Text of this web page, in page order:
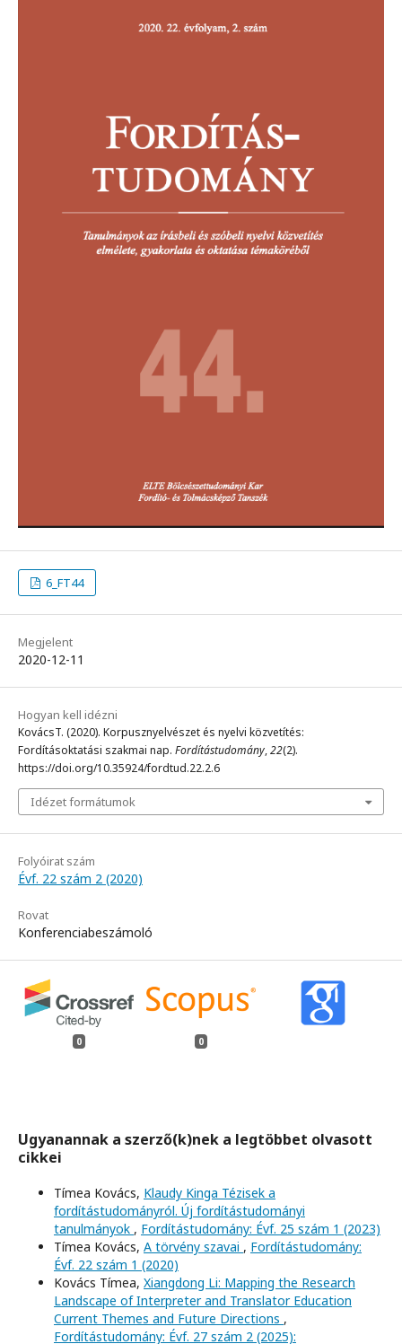
6_FT44
Megjelent
2020-12-11
Hogyan kell idézni
KovácsT. (2020). Korpusznyelvészet és nyelvi közvetítés:
Fordításoktatási szakmai nap. Fordítástudomány,22(2).
https://doi.org/10.35924/fordtud.22.2.6
Idézet formátumok
Folyóirat szám
Évf. 22 szám 2 (2020)
Rovat
Konferenciabeszámoló
0 0
Ugyanannak a szerző(k)nek a legtöbbet olvasott
cikkei
Tímea Kovács, Klaudy Kinga Tézisek a
fordítástudományról. Új fordítástudományi
tanulmányok , Fordítástudomány: Évf. 25 szám 1 (2023)
Tímea Kovács, A törvény szavai , Fordítástudomány:
Évf. 22 szám 1 (2020)
Kovács Tímea, Xiangdong Li: Mapping the Research
Landscape of Interpreter and Translator Education
Current Themes and Future Directions ,
Fordítástudomány: Évf. 27 szám 2 (2025):